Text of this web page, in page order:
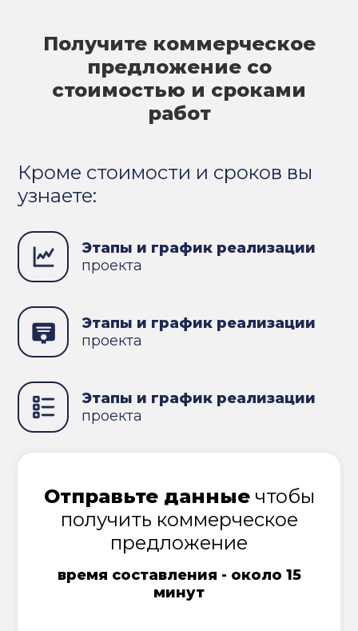
Получите коммерческое
предложение со
стоимостью и сроками
работ
Кроме стоимости и сроков вы
узнаете:
Этапы и график реализации
проекта
Этапы и график реализации
проекта
Этапы и график реализации
проекта
Отправьте данныечтобы
получить коммерческое
предложение
время составления - около 15
минут